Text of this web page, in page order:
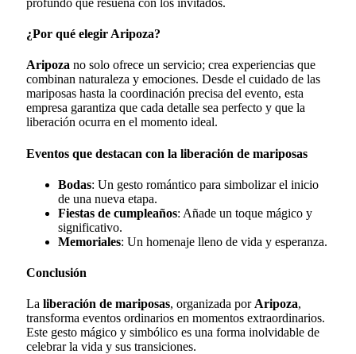
¿Por qué elegir Aripoza?
Aripoza no solo ofrece un servicio; crea experiencias que
combinan naturaleza y emociones. Desde el cuidado de las
mariposas hasta la coordinación precisa del evento, esta
empresa garantiza que cada detalle sea perfecto y que la
liberación ocurra en el momento ideal.
Eventos que destacan con la liberación de mariposas
Bodas: Un gesto romántico para simbolizar el inicio
de una nueva etapa.
Fiestas de cumpleaños: Añade un toque mágico y
significativo.
Memoriales: Un homenaje lleno de vida y esperanza.
Conclusión
La liberación de mariposas, organizada porAripoza,
transforma eventos ordinarios en momentos extraordinarios.
Este gesto mágico y simbólico es una forma inolvidable de
celebrar la vida y sus transiciones.